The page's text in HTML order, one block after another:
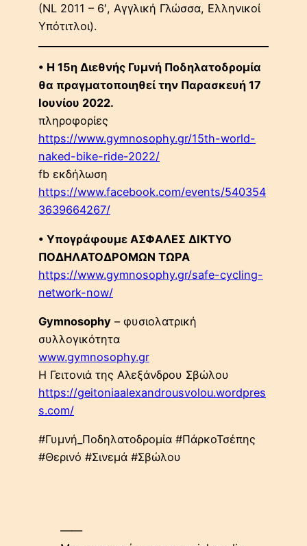
(NL 2011 – 6′, Αγγλική Γλώσσα, Ελληνικοί
Υπότιτλοι).
• Η 15η Διεθνής Γυμνή Ποδηλατοδρομία
θα πραγματοποιηθεί την Παρασκευή 17
Ιουνίου 2022.
πληροφορίες
https://www.gymnosophy.gr/15th-world-
naked-bike-ride-2022/
fb εκδήλωση
https://www.facebook.com/events/540354
3639664267/
• Υπογράφουμε ΑΣΦΑΛΕΣ ΔΙΚΤΥΟ
ΠΟΔΗΛΑΤΟΔΡΟΜΩΝ ΤΩΡΑ
https://www.gymnosophy.gr/safe-cycling-
network-now/
Gymnosophy – φυσιολατρική
συλλογικότητα
www.gymnosophy.gr
Η Γειτονιά της Αλεξάνδρου Σβώλου
https://geitoniaalexandrousvolou.wordpres
s.com/
#Γυμνή_Ποδηλατοδρομία #ΠάρκοΤσέπης
#Θερινό #Σινεμά #Σβώλου
——